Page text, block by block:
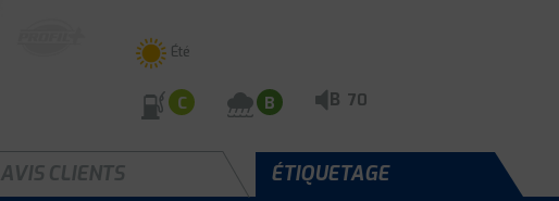
Été
C B B 70
AVIS CLIENTS ÉTIQUETAGE